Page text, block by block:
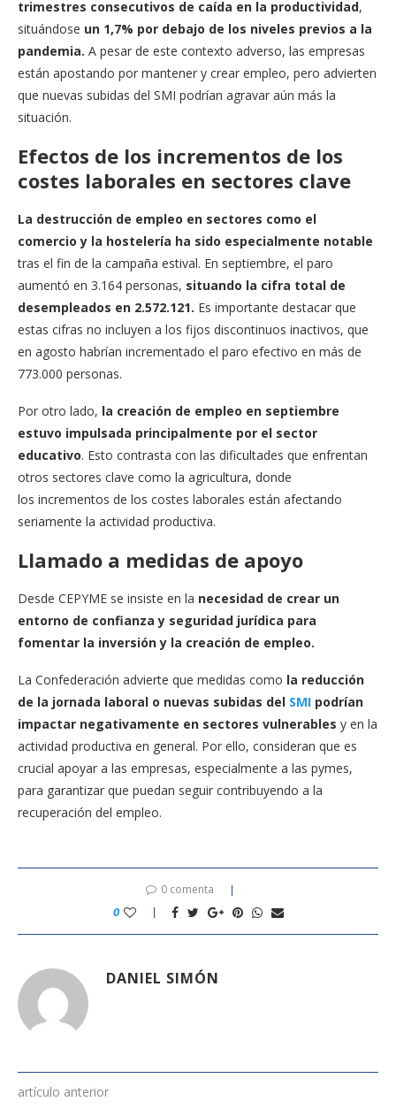
trimestres consecutivos de caída en la productividad,
situándose un 1,7% por debajo de los niveles previos a la
pandemia. A pesar de este contexto adverso, las empresas
están apostando por mantener y crear empleo, pero advierten
que nuevas subidas del SMI podrían agravar aún más la
situación.
Efectos de los incrementos de los
costes laborales en sectores clave
La destrucción de empleo en sectores como el
comercio y la hostelería ha sido especialmente notable
tras el fin de la campaña estival. En septiembre, el paro
aumentó en 3.164 personas, situando la cifra total de
desempleados en 2.572.121. Es importante destacar que
estas cifras no incluyen a los fijos discontinuos inactivos, que
en agosto habrían incrementado el paro efectivo en más de
773.000 personas.
Por otro lado, la creación de empleo en septiembre
estuvo impulsada principalmente por el sector
educativo. Esto contrasta con las dificultades que enfrentan
otros sectores clave como la agricultura, donde
los incrementos de los costes laborales están afectando
seriamente la actividad productiva.
Llamado a medidas de apoyo
Desde CEPYME se insiste en la necesidad de crear un
entorno de confianza y seguridad jurídica para
fomentar la inversión y la creación de empleo.
La Confederación advierte que medidas como la reducción
de la jornada laboral o nuevas subidas del SMI podrían
impactar negativamente en sectores vulnerables y en la
actividad productiva en general. Por ello, consideran que es
crucial apoyar a las empresas, especialmente a las pymes,
para garantizar que puedan seguir contribuyendo a la
recuperación del empleo.
0 comenta
0
DANIEL SIMÓN
artículo anterior